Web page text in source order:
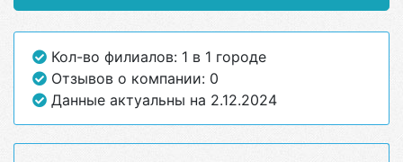
Кол-во филиалов: 1 в 1 городе
Отзывов о компании: 0
Данные актуальны на 2.12.2024